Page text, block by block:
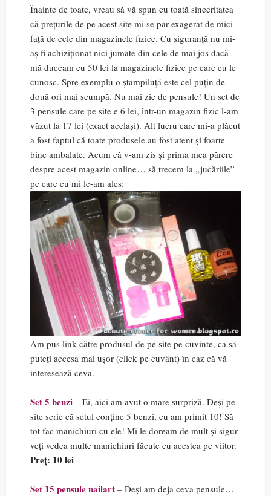
Înainte de toate, vreau să vă spun cu toată sinceritatea
că prețurile de pe acest site mi se par exagerat de mici
față de cele din magazinele fizice. Cu siguranță nu mi-
aș fi achiziționat nici jumate din cele de mai jos dacă
mă duceam cu 50 lei la magazinele fizice pe care eu le
cunosc. Spre exemplu o ștampiluță este cel puțin de
două ori mai scumpă. Nu mai zic de pensule! Un set de
3 pensule care pe site e 6 lei, într-un magazin fizic l-am
văzut la 17 lei (exact același). Alt lucru care mi-a plăcut
a fost faptul că toate produsele au fost atent și foarte
bine ambalate. Acum că v-am zis și prima mea părere
despre acest magazin online… să trecem la „jucăriile”
pe care eu mi le-am ales:
Am pus link către produsul de pe site pe cuvinte, ca să
puteți accesa mai ușor (click pe cuvânt) în caz că vă
interesează ceva.
Set 5 benzi – Ei, aici am avut o mare surpriză. Deși pe
site scrie că setul conține 5 benzi, eu am primit 10! Să
tot fac manichiuri cu ele! Mi le doream de mult și sigur
veți vedea multe manichiuri făcute cu acestea pe viitor.
Preț: 10 lei
Set 15 pensule nailart – Deși am deja ceva pensule…